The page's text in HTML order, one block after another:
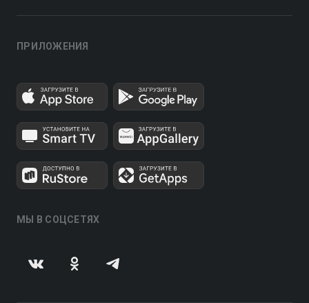
ПРИЛОЖЕНИЯ
МЫ В СОЦСЕТЯХ